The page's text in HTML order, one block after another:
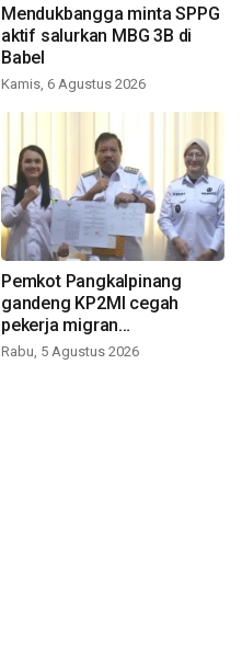
Mendukbangga minta SPPG
aktif salurkan MBG 3B di
Babel
Kamis, 6 Agustus 2026
Pemkot Pangkalpinang
gandeng KP2MI cegah
pekerja migran
nonprosedural
Rabu, 5 Agustus 2026